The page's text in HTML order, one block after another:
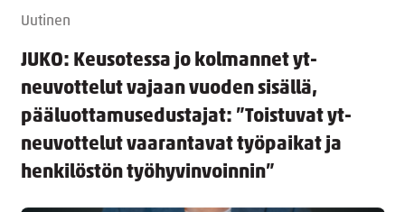
Uutinen
JUKO: Keusotessa jo kolmannet yt-
neuvottelut vajaan vuoden sisällä,
pääluottamusedustajat: ”Toistuvat yt-
neuvottelut vaarantavat työpaikat ja
henkilöstön työhyvinvoinnin”